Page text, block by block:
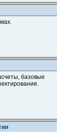
базовые